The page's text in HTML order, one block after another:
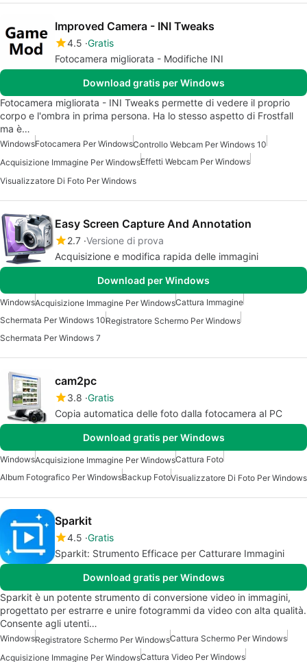
Improved Camera - INI Tweaks
4.5 Gratis
Fotocamera migliorata - Modifiche INI
Download gratis per Windows
Fotocamera migliorata - INI Tweaks permette di vedere il proprio
corpo e l'ombra in prima persona. Ha lo stesso aspetto di Frostfall
ma è…
WindowsFotocamera Per WindowsControllo Webcam Per Windows 10
Acquisizione Immagine Per WindowsEffetti Webcam Per Windows
Visualizzatore Di Foto Per Windows
Easy Screen Capture And Annotation
2.7 Versione di prova
Acquisizione e modifica rapida delle immagini
Download per Windows
WindowsAcquisizione Immagine Per WindowsCattura Immagine
Schermata Per Windows 10Registratore Schermo Per Windows
Schermata Per Windows 7
cam2pc
3.8 Gratis
Copia automatica delle foto dalla fotocamera al PC
Download gratis per Windows
WindowsAcquisizione Immagine Per WindowsCattura Foto
Album Fotografico Per WindowsBackup FotoVisualizzatore Di Foto Per Windows
Sparkit
4.5 Gratis
Sparkit: Strumento Efficace per Catturare Immagini
Download gratis per Windows
Sparkit è un potente strumento di conversione video in immagini,
progettato per estrarre e unire fotogrammi da video con alta qualità.
Consente agli utenti…
WindowsRegistratore Schermo Per WindowsCattura Schermo Per Windows
Acquisizione Immagine Per WindowsCattura Video Per Windows